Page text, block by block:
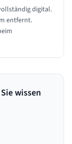
digital.
entfernt.
wissen